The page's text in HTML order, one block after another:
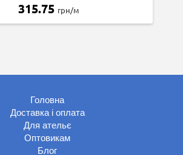
315.75 грн/м
Головна
Доставка і оплата
Для ательє
Оптовикам
Блог